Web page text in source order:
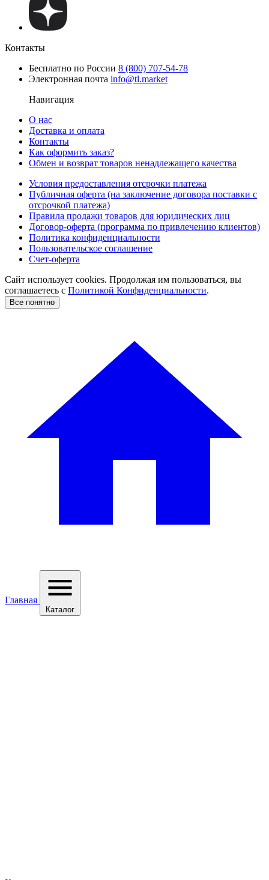
Контакты
Бесплатно по России 8 (800) 707-54-78
Электронная почта info@tl.market
Навигация
О нас
Доставка и оплата
Контакты
Как оформить заказ?
Обмен и возврат товаров ненадлежащего качества
Условия предоставления отсрочки платежа
Публичная оферта (на заключение договора поставки с
отсрочкой платежа)
Правила продажи товаров для юридических лиц
Договор-оферта (программа по привлечению клиентов)
Политика конфиденциальности
Пользовательское соглашение
Счет-оферта
Сайт использует cookies. Продолжая им пользоваться, вы
соглашаетесь c Политикой Конфиденциальности.
Все понятно
Главная
Каталог